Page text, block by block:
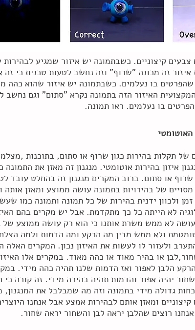
זה מכונה "שרוף" וזה נחשב לטעות טכנית כי זה
בו נעלמים. כשבתמונה יש איזור שהוא כהה
המקצועית האיזור הזה בתמונה נקרא "סתום" וגם נחשב
בו נעלמים. ראו תמונה.
האוטומטי
של תקלות בהירות כגון שרוף או סתום, בתוכנות
איזון בהירות אוטומטי. מנגנון זה מאזן את
או סתום. ברוב המקרים מנגנון זה בהחלט עובד
של בהירויות בתמונה עושה ממוצע ומאזן אותה
ולכוון ידנית בהירות של כל תמונה ותמונה כמו
לא הייתה כל כך מתקדמת. אבל יש מקרים בהם
לא ממש משרת אותנו כי הוא רק עושה ממוצע של
ולא ממש מבין מה הרקע ומה הדמות ולמה הצלם
ולעזור לו לעשות את האיזון נכון. המקרים האלה
או בהיר מאוד או כהה מאוד. במקרים אלו
הלבן לאפור ואז הדמות שלנו תהיה כהה מידי.
יהיה אפור והדמות תהיה בהירה מידי. זה קורה כי
גדולה מידי בתמונה וזה מה שמבלבל את המנגנון,
ומאזן אותם לבהירות אמצע אבל אנחנו
רוצים שהלבן יראה לבן והשחור יראה שחור.